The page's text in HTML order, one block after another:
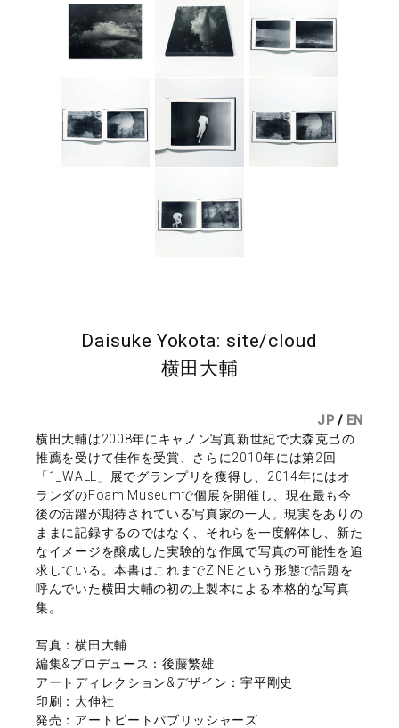
Daisuke Yokota: site/cloud
横田大輔
JP / EN
横田大輔は2008年にキャノン写真新世紀で大森克己の
推薦を受けて佳作を受賞、さらに2010年には第2回
「1_WALL」展でグランプリを獲得し、2014年にはオ
ランダのFoam Museumで個展を開催し、現在最も今
後の活躍が期待されている写真家の一人。現実をありの
ままに記録するのではなく、それらを一度解体し、新た
なイメージを醸成した実験的な作風で写真の可能性を追
求している。本書はこれまでZINEという形態で話題を
呼んでいた横田大輔の初の上製本による本格的な写真
集。
写真：横田大輔
編集&プロデュース：後藤繁雄
アートディレクション&デザイン：宇平剛史
印刷：大伸社
発売：アートビートパブリッシャーズ